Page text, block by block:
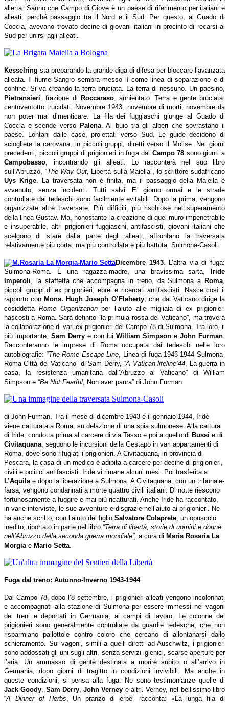
allerta. Sanno che Campo di Giove è un paese di riferimento per italiani e
alleati, perché passaggio tra il Nord e il Sud. Per questo, al Guado di
Coccia, avevano trovato decine di giovani italiani in procinto di recarsi al
Sud per unirsi agli alleati.
Kesselring sta preparando la grande diga di difesa per bloccare l’avanzata
alleata. Il fiume Sangro sembra messo lì come linea di separazione e di
confine. Si va creando la terra bruciata. La terra di nessuno. Un paesino,
Pietransieri , frazione di Roccaraso, annientato. Terra e gente bruciata:
centoventotto trucidati. Novembre 1943, novembre di morti, novembre da
non poter mai dimenticare. La fila dei fuggiaschi giunge al Guado di
Coccia e scende verso Palena. Al buio tra gli alberi che sovrastano il
paese. Lontani dalle case, proiettati verso Sud. Le guide decidono di
sciogliere la carovana, in piccoli gruppi, diretti verso il Molise. Nei giorni
precedenti, piccoli gruppi di prigionieri in fuga dal Campo 78 sono giunti a
Campobasso , incontrando gli alleati. Lo racconterà nel suo libro
sull’Abruzzo, “The Way Out,
Libertà sulla Maiella”, lo scrittore sudafricano
Uys Krige. La traversata non è finita, ma il passaggio della Maiella è
avvenuto, senza incidenti. Tutti salvi. E’ giorno ormai e le strade
controllate dai tedeschi sono facilmente evitabili. Dopo la prima, vengono
organizzate altre traversate. Più difficili, più rischiose nel superamento
della linea Gustav. Ma, nonostante la creazione di quel muro impenetrabile
e insuperabile, altri prigionieri fuggiaschi, antifascisti, giovani italiani che
scelgono di stare dalla parte degli alleati, affrontano la traversata
relativamente più corta, ma più controllata e più battuta: Sulmona-Casoli.
Dicembre 1943. L’altra via di fuga:
Sulmona-Roma. È una ragazza-madre, una bravissima sarta,
Iride
Imperoli , la staffetta che accompagna in treno, da Sulmona a Roma
piccoli gruppi di ex prigionieri, ebrei e ricercati antifascisti. Nasce così il
rapporto con Mons. Hugh Joseph O’Flaherty, che dal Vaticano dirige la
cosiddetta Rome Organizationper l’aiuto alle migliaia di ex prigionieri
nascosti a Roma. Sarà definito “la primula rossa del Vaticano”, ma troverà
la collaborazione di vari ex prigionieri del Campo 78 di Sulmona. Tra loro, il
più importante, Sam Derry e con lui William Simpson e John Furman
Racconteranno le imprese di Roma occupata dai tedeschi nelle loro
autobiografie: “The Rome Escape Line , Linea di fuga 1943-1944 Sulmona-
Roma-Città del Vaticano” di Sam Derry, “A Vatican lifeline’44 , La guerra in
casa, la resistenza umanitaria dall’Abruzzo al Vaticano” di William
Simpson e “Be Not Fearful , Non aver paura” di John Furman.
di John Furman. Tra il mese di dicembre 1943 e il gennaio 1944, Iride
viene catturata a Roma, su delazione di una spia sulmonese. Alla cattura
di Iride, condotta prima al carcere di via Tasso e poi a quello di Bussi e di
Civitaquana , seguono le incursioni della Gestapo in vari appartamenti di
Roma, dove sono rifugiati i prigionieri. A Civitaquana, in provincia di
Pescara, la casa di un medico è adibita a carcere per decine di prigionieri,
civili e politici antifascisti. Iride vi rimane alcuni mesi. Poi trasferita a
L’Aquila e dopo la liberazione a Sulmona. A Civitaquana, con un tribunale-
farsa, vengono condannati a morte quattro civili italiani. Di notte riescono
fortunosamente a fuggire e mai più ricatturati. Anche Iride ha raccontato,
in varie interviste, le sue avventure e disgrazie nell’aiuto ai prigionieri. Ne
ha anche scritto, con l’aiuto del figlio Salvatore Colaprete , un opuscolo
inedito, riportato in parte nel libro “Terra di libertà, storie di uomini e donne
nell’Abruzzo della seconda guerra mondiale”, a cura di Maria Rosaria La
Morgia e Mario Setta
Fuga dal treno: Autunno-Inverno 1943-1944
Dal Campo 78, dopo l’8 settembre, i prigionieri alleati vengono incolonnati
e accompagnati alla stazione di Sulmona per essere immessi nei vagoni
dei treni e deportati in Germania, ai campi di lavoro. Le colonne dei
prigionieri sono generalmente controllate da guardie tedesche, che non
risparmiano pallottole contro coloro che cercano di allontanarsi dallo
schieramento. Sui vagoni, simili a quelli diretti ad Auschwitz, i prigionieri
sono addossati gli uni sugli altri, senza servizi igienici, scarse aperture per
l’aria. Un ammasso di gente destinata a morire subito o all’arrivo in
Germania, dopo giorni di tragitto in condizioni invivibili. Ma anche in
queste condizioni, si pensa alla fuga. Ne sono testimonianze quelle di
Jack Goody Sam Derry,John Verney e altri. Verney, nel bellissimo libro
“A Dinner of Herbs , Un pranzo di erbe” racconta: «La lunga fila di